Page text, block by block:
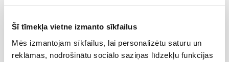
Šī tīmekļa vietne izmanto sīkfailus
Mēs izmantojam sīkfailus, lai personalizētu saturu un
reklāmas, nodrošinātu sociālo saziņas līdzekļu funkcijas